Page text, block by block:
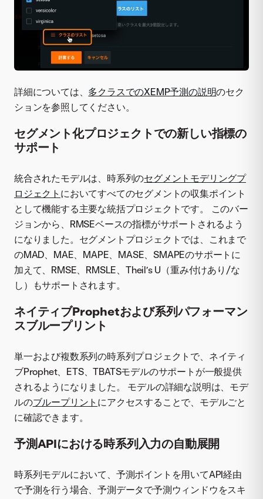
詳細については、 多クラスでのXEMP予測の説明のセク
ションを参照してください。
セグメント化プロジェクトでの新しい指標の
サポート
統合されたモデルは、時系列のセグメントモデリングプ
ロジェクト においてすべてのセグメントの収集ポイント
として機能する主要な統括プロジェクトです。 このバー
ジョンから、RMSEベースの指標がサポートされるよう
になりました。セグメントプロジェクトでは、これまで
のMAD、MAE、MAPE、MASE、SMAPEのサポートに
加えて、RMSE、RMSLE、Theil’s U（重み付けあり/な
し）もサポートされます。
ネイティブProphetおよび系列パフォーマン
スブループリント
単一および複数系列の時系列プロジェクトで、ネイティ
ブProphet、ETS、TBATSモデルのサポートが一般提供
されるようになりました。 モデルの詳細な説明は、モデ
ルのブループリント にアクセスすることで、モデルごと
に確認できます。
予測APIにおける時系列入力の自動展開
時系列モデルにおいて、予測ポイントを用いてAPI経由
で予測を行う場合、予測データで予測ウィンドウをスキ